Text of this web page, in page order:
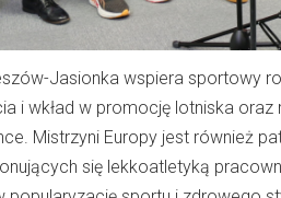
Jasionka wspiera sportowy
i wkład w promocję lotniska oraz
Mistrzyni Europy jest również
się lekkoatletyką